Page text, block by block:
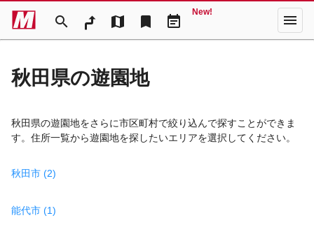
search map bookmark event_note
New! menu
秋田県の遊園地
秋田県の遊園地をさらに市区町村で絞り込んで探すことができま
す。住所一覧から遊園地を探したいエリアを選択してください。
秋田市 (2)
能代市 (1)